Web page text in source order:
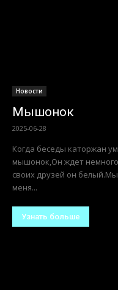
Новости
Мышонок
2025-06-28
Когда беседы каторжан
мышонок,Он ждет
своих друзей он
меня...
Узнать больше